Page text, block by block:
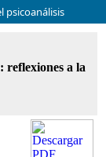
psicoanálisis